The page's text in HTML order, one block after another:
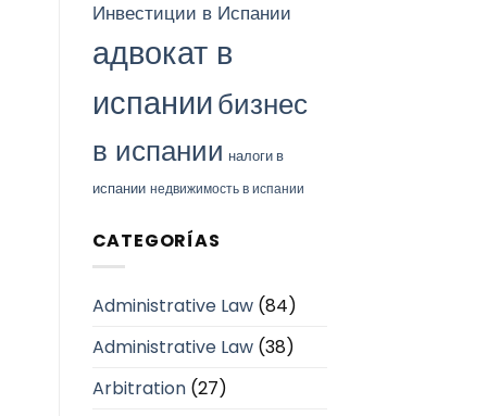
Инвестиции в Испании
адвокат в
испаниибизнес
в испании налоги в
испании недвижимость в испании
CATEGORÍAS
Administrative Law(84)
Administrative Law(38)
Arbitration(27)